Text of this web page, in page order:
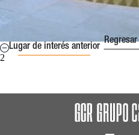
Lugar de interés anterior
2